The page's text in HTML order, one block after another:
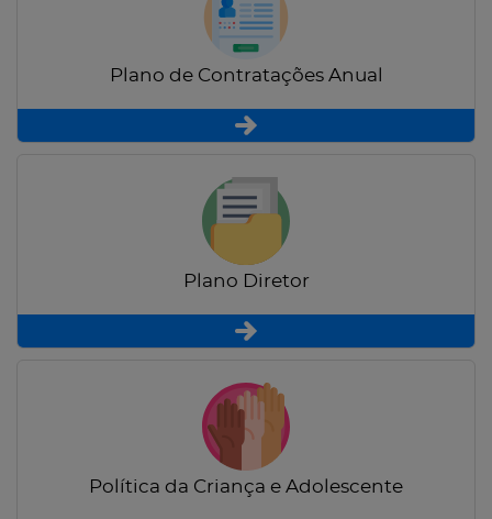
Plano de Contratações Anual
Plano Diretor
Política da Criança e Adolescente